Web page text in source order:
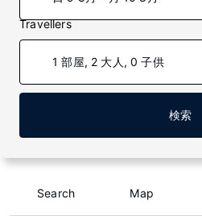
Travellers
1 部屋, 2 大人, 0 子供
検索
Search Map